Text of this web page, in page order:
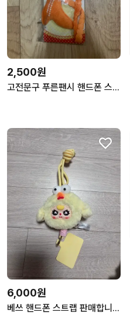
2,500원
고전문구 푸른팬시 핸드폰 스트랩 핸드폰 줄
6,000원
베쓰 핸드폰 스트랩 판매합니다